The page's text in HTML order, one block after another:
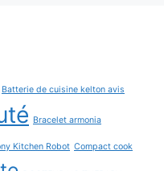
Batterie de cuisine kelton avis
Bracelet armonia
Kitchen Robot Compact cook